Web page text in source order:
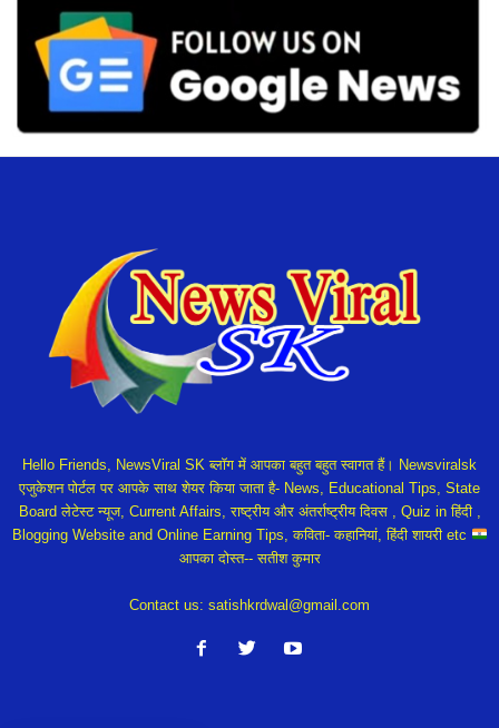
Hello Friends, NewsViral SK ब्लॉग में आपका बहुत बहुत स्वागत हैं। Newsviralsk
एजुकेशन पोर्टल पर आपके साथ शेयर किया जाता है- News, Educational Tips, State
Board लेटेस्ट न्यूज, Current Affairs, राष्ट्रीय और अंतर्राष्ट्रीय दिवस , Quiz in हिंदी ,
Blogging Website and Online Earning Tips, कविता- कहानियां, हिंदी शायरी etc
आपका दोस्त-- सतीश कुमार
Contact us: satishkrdwal@gmail.com